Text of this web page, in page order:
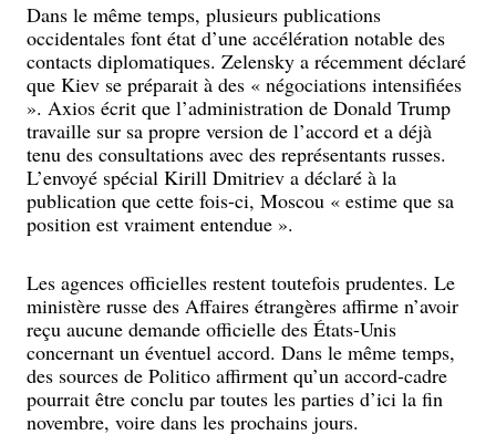
Dans le même temps, plusieurs publications
occidentales font état d’une accélération notable des
contacts diplomatiques. Zelensky a récemment déclaré
que Kiev se préparait à des « négociations intensifiées
». Axios écrit que l’administration de Donald Trump
travaille sur sa propre version de l’accord et a déjà
tenu des consultations avec des représentants russes.
L’envoyé spécial Kirill Dmitriev a déclaré à la
publication que cette fois-ci, Moscou « estime que sa
position est vraiment entendue ».
Les agences officielles restent toutefois prudentes. Le
ministère russe des Affaires étrangères affirme n’avoir
reçu aucune demande officielle des États-Unis
concernant un éventuel accord. Dans le même temps,
des sources de Politico affirment qu’un accord-cadre
pourrait être conclu par toutes les parties d’ici la fin
novembre, voire dans les prochains jours.